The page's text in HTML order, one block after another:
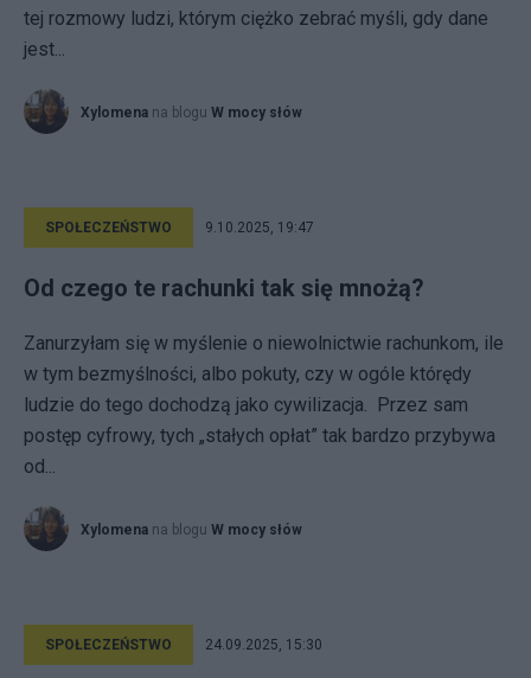
tej rozmowy ludzi, którym ciężko zebrać myśli, gdy dane
jest...
Xylomena na blogu W mocy słów
SPOŁECZEŃSTWO 9.10.2025, 19:47
Od czego te rachunki tak się mnożą?
Zanurzyłam się w myślenie o niewolnictwie rachunkom, ile
w tym bezmyślności, albo pokuty, czy w ogóle którędy
ludzie do tego dochodzą jako cywilizacja. Przez sam
postęp cyfrowy, tych „stałych opłat” tak bardzo przybywa
od...
Xylomena na blogu W mocy słów
SPOŁECZEŃSTWO 24.09.2025, 15:30